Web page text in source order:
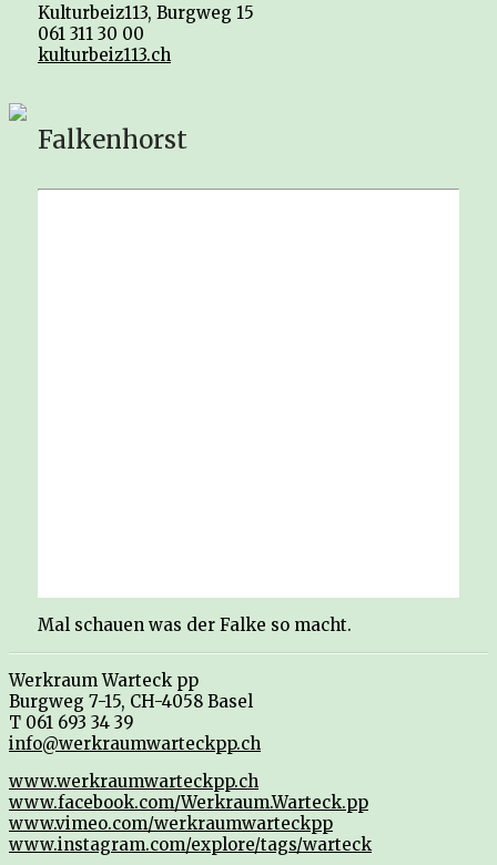
Kulturbeiz113, Burgweg 15
061 311 30 00
kulturbeiz113.ch
Falkenhorst
Mal schauen was der Falke so macht.
Werkraum Warteck pp
Burgweg 7-15, CH-4058 Basel
T 061 693 34 39
info@werkraumwarteckpp.ch
www.werkraumwarteckpp.ch
www.facebook.com/Werkraum.Warteck.pp
www.vimeo.com/werkraumwarteckpp
www.instagram.com/explore/tags/warteck